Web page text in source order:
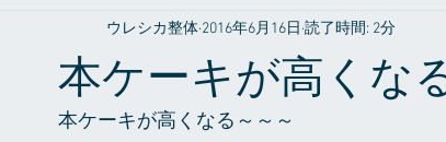
整体やお店の事だったり 症例 プライベート
本ケーキが高くな
ウレシカ整体 2016年6月16日 読了時間: 2分
本ケーキが高くなる～～～